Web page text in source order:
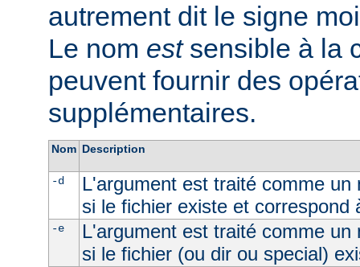
autrement dit le signe
Le nom estsensible à la
peuvent fournir des
supplémentaires.
Nom Description
-d
L'argument est traité comme un
si le fichier existe et correspond
-e
L'argument est traité comme un
si le fichier (ou dir ou special)